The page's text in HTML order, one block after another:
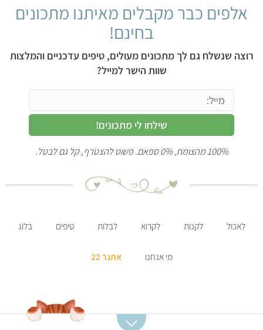
אלפים כבר מקבלים מאיתנו מתכונים
בחינם!
רוצה שנשלח גם לך מתכונים מעולים, טיפים עדכניים והמלצות
שוות הישר למייל?
שילחו לי מתכונים!
100% מהצומח, 0% ספאם. פשוט להצטרף, קל גם לבטל.
לאכול לקנות לקרוא לבלות טיפים בלוג
מי אנחנו אתגר 22